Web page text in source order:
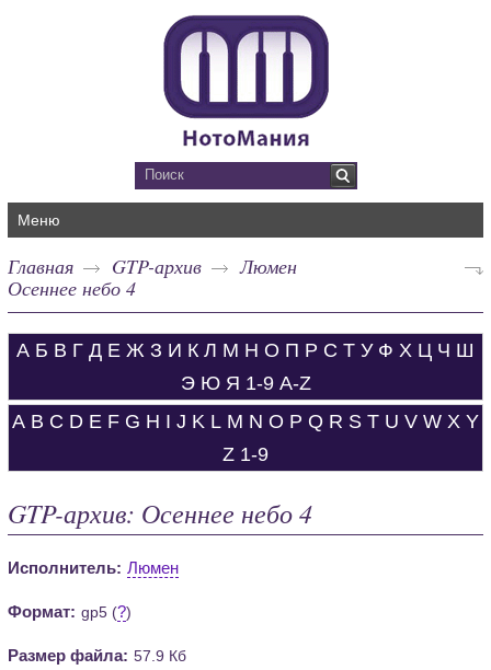
Меню
Главная GTP-архив
Люмен
Осеннее небо 4
А Б В Г Д Е Ж З И К Л М Н О П Р С Т У Ф Х Ц Ч Ш
Э Ю Я 1-9 A-Z
A B C D E F G H I J K L M N O P Q R S T U V W X Y
Z 1-9
GTP-архив: Осеннее небо 4
Исполнитель: Люмен
Формат: gp5 (?)
Размер файла: 57.9 Кб